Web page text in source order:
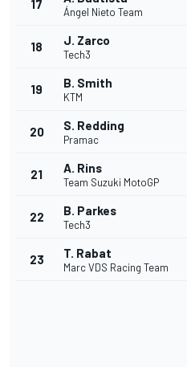
17
Ángel Nieto Team
18 J. Zarco
Tech3
19 B. Smith
KTM
20 S. Redding
Pramac
21 A. Rins
Team Suzuki MotoGP
22 B. Parkes
Tech3
23 T. Rabat
Marc VDS Racing Team